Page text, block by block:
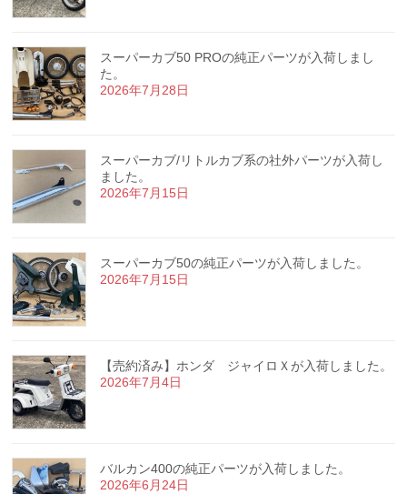
スーパーカブ50 PROの純正パーツが入荷しまし
た。
2026年7月28日
スーパーカブ/リトルカブ系の社外パーツが入荷し
ました。
2026年7月15日
スーパーカブ50の純正パーツが入荷しました。
2026年7月15日
【売約済み】ホンダ ジャイロＸが入荷しました。
2026年7月4日
バルカン400の純正パーツが入荷しました。
2026年6月24日